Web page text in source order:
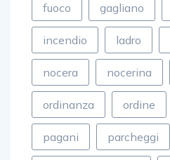
fuoco gagliano
incendio ladro
nocera nocerina
ordinanza ordine
pagani parcheggi